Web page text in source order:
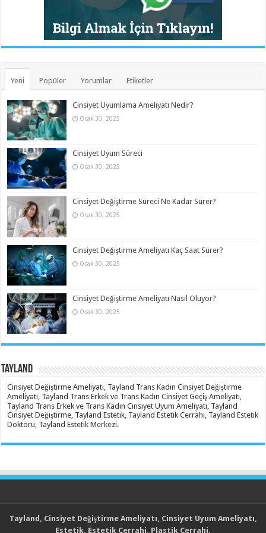
Yeni Popüler Yorumlar Etiketler
Cinsiyet Uyumlama Ameliyatı Nedir?
Ocak 30, 2025
Cinsiyet Uyum Süreci
Ocak 30, 2025
Cinsiyet Değiştirme Süreci Ne Kadar Sürer?
Ocak 30, 2025
Cinsiyet Değiştirme Ameliyatı Kaç Saat Sürer?
Ocak 30, 2025
Cinsiyet Değiştirme Ameliyatı Nasıl Oluyor?
Ocak 30, 2025
Tayland
Cinsiyet Değiştirme Ameliyatı, Tayland Trans Kadın Cinsiyet Değiştirme
Ameliyatı, Tayland Trans Erkek ve Trans Kadın Cinsiyet Geçiş Ameliyatı,
Tayland Trans Erkek ve Trans Kadın Cinsiyet Uyum Ameliyatı, Tayland
Cinsiyet Değiştirme, Tayland Estetik, Tayland Estetik Cerrahi, Tayland Estetik
Doktoru, Tayland Estetik Merkezi.
Tayland, Cinsiyet Değiştirme Ameliyatı, Cinsiyet Uyum Ameliyatı,
Estetik, Estetik Cerrahi, Plastik Cerrahi.